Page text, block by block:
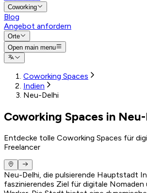
Coworking
Blog
Angebot anfordern
Orte
Open main menu
Coworking Spaces
Indien
Neu-Delhi
Coworking Spaces in
Entdecke tolle Coworking Spaces für
Freelancer
Neu-Delhi, die pulsierende Hauptstadt
faszinierendes Ziel für digitale